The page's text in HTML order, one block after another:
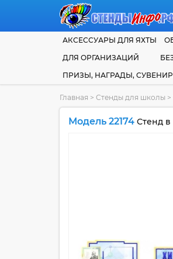
АКСЕССУАРЫ ДЛЯ ЯХТЫ
ДЛЯ ОРГАНИЗАЦИЙ
ПРИЗЫ, НАГРАДЫ,
Главная > Стенды для школы >
Модель 22174 Стенд